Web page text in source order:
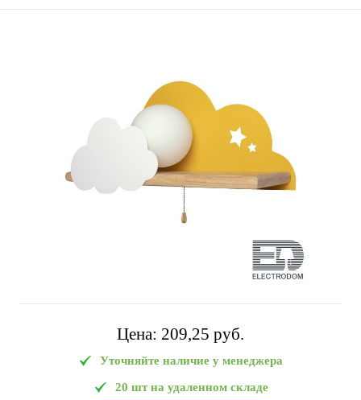
Цена: 209,25 pуб.
Уточняйте наличие у менеджера
20 шт на удаленном складе